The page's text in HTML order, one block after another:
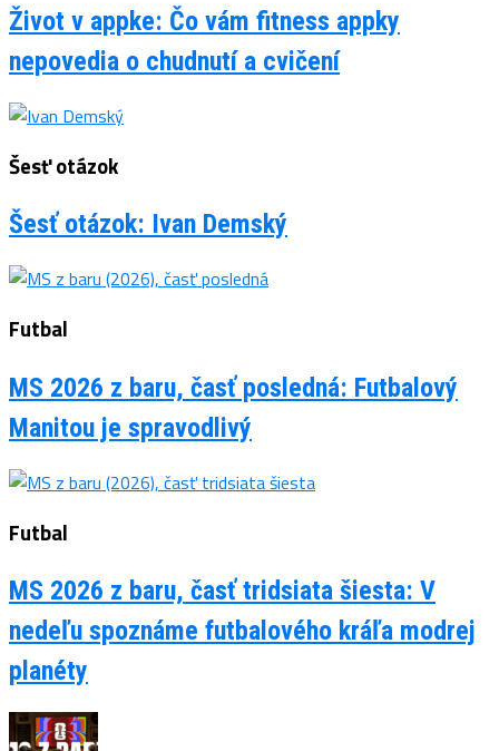
Život v appke: Čo vám fitness appky
nepovedia o chudnutí a cvičení
Šesť otázok
Šesť otázok: Ivan Demský
Futbal
MS 2026 z baru, časť posledná: Futbalový
Manitou je spravodlivý
Futbal
MS 2026 z baru, časť tridsiata šiesta: V
nedeľu spoznáme futbalového kráľa modrej
planéty